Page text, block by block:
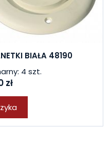
BIAŁA 48190
4 szt.
zł